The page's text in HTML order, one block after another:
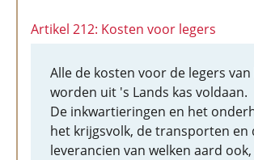
Artikel 212: Kosten voor legers
Alle de kosten voor de legers van
worden uit 's Lands kas voldaan.
De inkwartieringen en het
het krijgsvolk, de transporten en
leverancien van welken aard